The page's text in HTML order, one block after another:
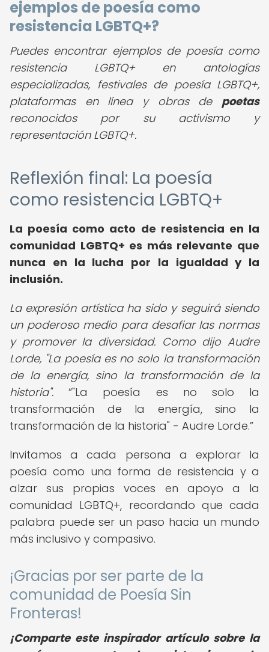
ejemplos de poesía como
resistencia LGBTQ+?
Puedes encontrar ejemplos de poesía como
resistencia LGBTQ+ en antologías
especializadas, festivales de poesía LGBTQ+,
plataformas en línea y obras de poetas
reconocidos por su activismo y
representación LGBTQ+.
Reflexión final: La poesía
como resistencia LGBTQ+
La poesía como acto de resistencia en la
comunidad LGBTQ+ es más relevante que
nunca en la lucha por la igualdad y la
inclusión.
La expresión artística ha sido y seguirá siendo
un poderoso medio para desafiar las normas
y promover la diversidad. Como dijo Audre
Lorde, "La poesía es no solo la transformación
de la energía, sino la transformación de la
historia".
"La poesía es no solo la
transformación de la energía, sino la
transformación de la historia" - Audre Lorde.
Invitamos a cada persona a explorar la
poesía como una forma de resistencia y a
alzar sus propias voces en apoyo a la
comunidad LGBTQ+, recordando que cada
palabra puede ser un paso hacia un mundo
más inclusivo y compasivo.
¡Gracias por ser parte de la
comunidad de Poesía Sin
Fronteras!
¡Comparte este inspirador artículo sobre la